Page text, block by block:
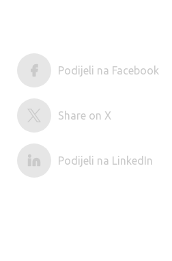
Podijeli na Facebook
Share on X
Podijeli na LinkedIn